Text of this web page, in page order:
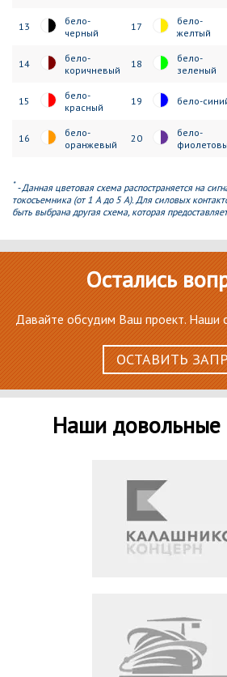
13
бело-
черный
17
бело-
желтый
14
бело-
коричневый
18
бело-
зеленый
15
бело-
красный
19 бело-
16
бело-
оранжевый
20
бело-
* - Данная цветовая схема распостраняется на
токосъемника (от 1 А до 5 А). Для силовых
быть выбрана другая схема, которая
Остались
Давайте обсудим Ваш проект. Наши
ОСТАВИТЬ
Наши довольные